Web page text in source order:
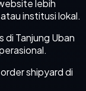
lebih
institusi lokal.
Tanjung Uban
shipyard di